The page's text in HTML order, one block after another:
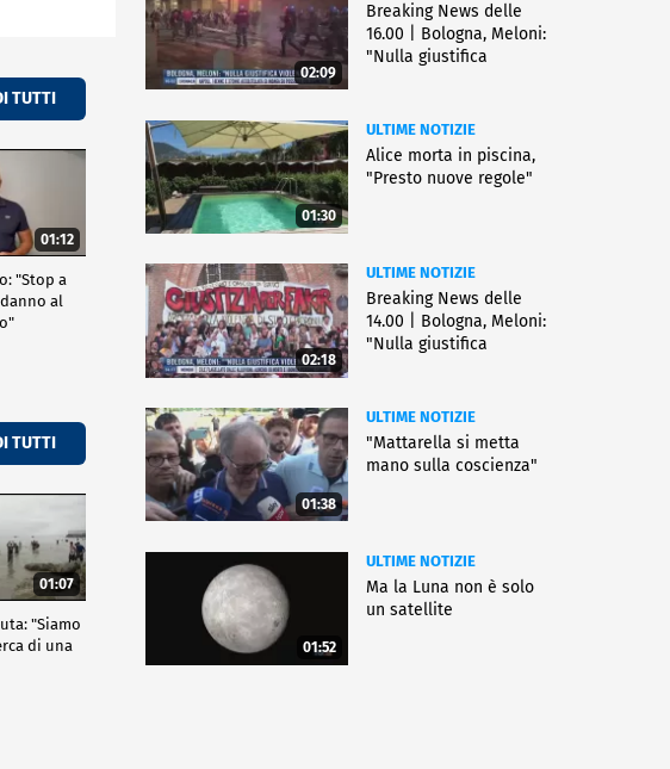
TUTTI
01:12
"Stop a
al
TUTTI
01:07
"Siamo
di una
02:09
Breaking News delle
16.00 | Bologna, Meloni:
"Nulla giustifica
01:30
ULTIME NOTIZIE
Alice morta in piscina,
"Presto nuove regole"
02:18
ULTIME NOTIZIE
Breaking News delle
14.00 | Bologna, Meloni:
"Nulla giustifica
01:38
ULTIME NOTIZIE
"Mattarella si metta
mano sulla coscienza"
01:52
ULTIME NOTIZIE
Ma la Luna non è solo
un satellite